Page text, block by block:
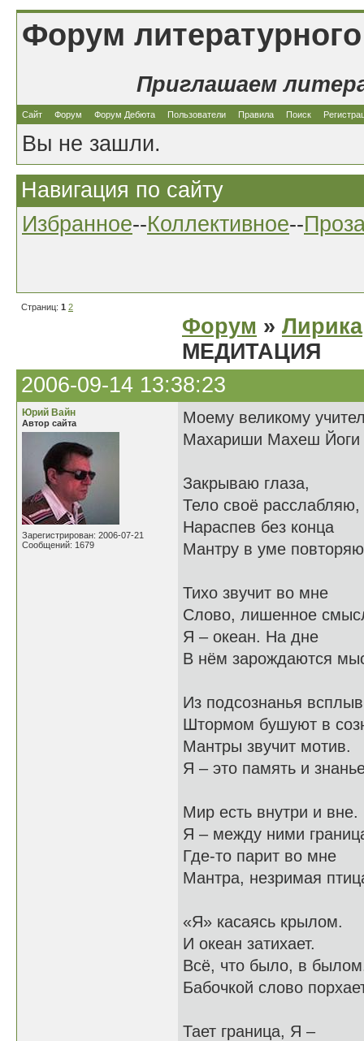
Форум
Приглашаем
Сайт Форум Форум Дебюта Пользователи Правила Поиск
Вы не зашли.
Навигация по сайту
Избранное--Коллективное--
Страниц: 1 2
Форум » Лирика
МЕДИТАЦИЯ
2006-09-14 13:38:23
Юрий Вайн
Автор сайта
Зарегистрирован: 2006-07-21
Сообщений: 1679
Моему великому
Махариши Махеш Йоги
Закрываю глаза,
Тело своё расслабляю,
Нараспев без конца
Мантру в уме
Тихо звучит во мне
Слово, лишенное
Я – океан. На дне
В нём зарождаются
Из подсознанья всплыв
Штормом бушуют в
Мантры звучит мотив.
Я – это память и
Мир есть внутри и вне.
Я – между ними
Где-то парит во мне
Мантра, незримая
«Я» касаясь крылом.
И океан затихает.
Всё, что было, в
Бабочкой слово
Тает граница, Я –